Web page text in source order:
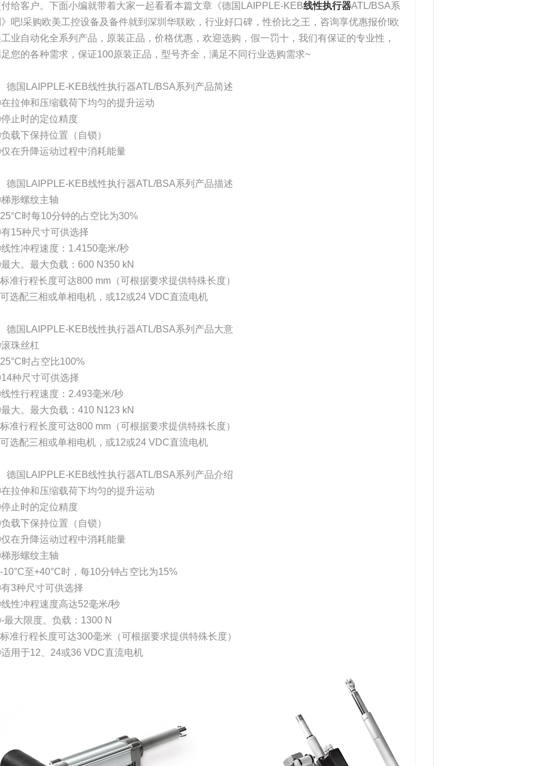
给客户。下面小编就带着大家一起看看本篇文章《德国LAIPPLE-KEB线性执行器ATL/BSA系
吧!采购欧美工控设备及备件就到深圳华联欧，行业好口碑，性价比之王，咨询享优惠报价!欧
业自动化全系列产品，原装正品，价格优惠，欢迎选购，假一罚十，我们有保证的专业性，
您的各种需求，保证100原装正品，型号齐全，满足不同行业选购需求~
德国LAIPPLE-KEB线性执行器ATL/BSA系列产品简述
拉伸和压缩载荷下均匀的提升运动
止时的定位精度
载下保持位置（自锁）
在升降运动过程中消耗能量
德国LAIPPLE-KEB线性执行器ATL/BSA系列产品描述
形螺纹主轴
时每10分钟的占空比为30%
15种尺寸可供选择
性冲程速度：1.4150毫米/秒
大。最大负载：600 N350 kN
准行程长度可达800 mm（可根据要求提供特殊长度）
选配三相或单相电机，或12或24 VDC直流电机
德国LAIPPLE-KEB线性执行器ATL/BSA系列产品大意
珠丝杠
时占空比100%
种尺寸可供选择
性行程速度：2.493毫米/秒
大。最大负载：410 N123 kN
准行程长度可达800 mm（可根据要求提供特殊长度）
选配三相或单相电机，或12或24 VDC直流电机
德国LAIPPLE-KEB线性执行器ATL/BSA系列产品介绍
拉伸和压缩载荷下均匀的提升运动
止时的定位精度
载下保持位置（自锁）
在升降运动过程中消耗能量
形螺纹主轴
至+40°C时，每10分钟占空比为15%
3种尺寸可供选择
性冲程速度高达52毫米/秒
大限度。负载：1300 N
准行程长度可达300毫米（可根据要求提供特殊长度）
用于12、24或36 VDC直流电机